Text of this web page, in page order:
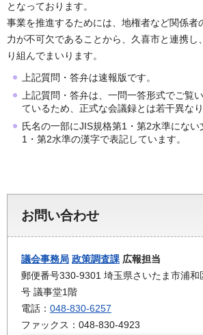
となっております。
事業を推進するためには、地権者など関係者
力が不可欠であることから、久喜市と連携し
り組んでまいります。
上記質問・答弁は速報版です。
上記質問・答弁は、一問一答形式でご覧
ているため、正式な会議録とは若干異なり
氏名の一部にJIS規格第1・第2水準にな
1・第2水準の漢字で表記しています。
お問い合わせ
議会事務局 政策調査課 広報担当
郵便番号330-9301 埼玉県さいたま市浦和
号 議事堂1階
電話： 048-830-6257
ファックス：048-830-4923